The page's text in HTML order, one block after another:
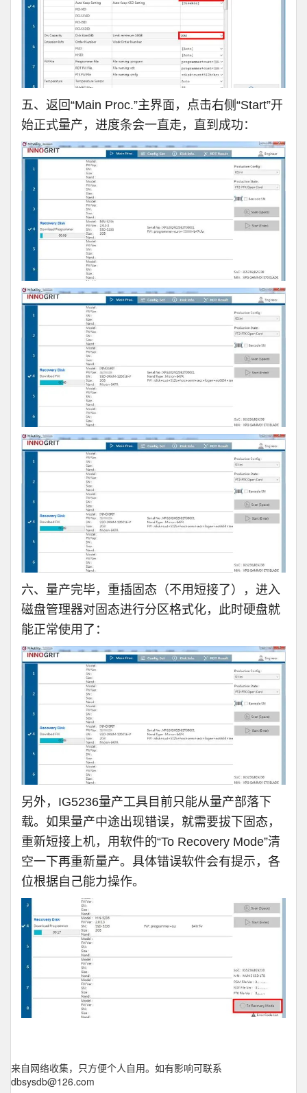
五、返回“Main Proc.”主界面，点击右侧“Start”开
始正式量产，进度条会一直走，直到成功：
六、量产完毕，重插固态（不用短接了），进入
磁盘管理器对固态进行分区格式化，此时硬盘就
能正常使用了：
另外， IG5236量产工具目前只能从量产部落下
载。 如果量产中途出现错误，就需要拔下固态，
重新短接上机，用软件的“To Recovery Mode”清
空一下再重新量产。具体错误软件会有提示，各
位根据自己能力操作。
来自网络收集，只方便个人自用。如有影响可联系
dbsysdb@126.com